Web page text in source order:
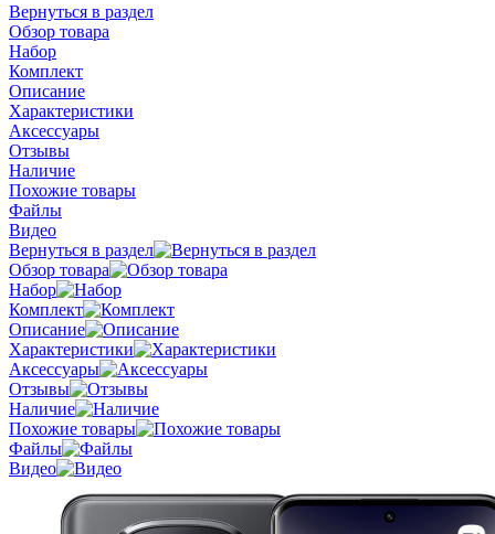
Вернуться в раздел
Обзор товара
Набор
Комплект
Описание
Характеристики
Аксессуары
Отзывы
Наличие
Похожие товары
Файлы
Видео
Вернуться в раздел
Обзор товара
Набор
Комплект
Описание
Характеристики
Аксессуары
Отзывы
Наличие
Похожие товары
Файлы
Видео